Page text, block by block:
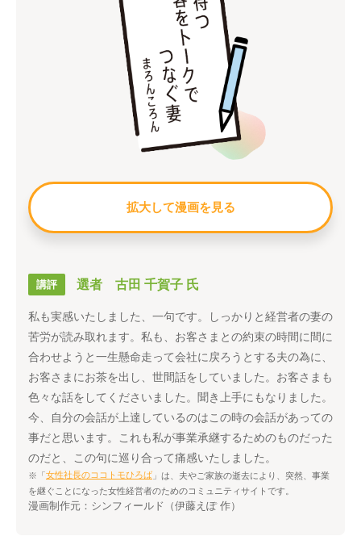
拡大して漫画を見る
講評 選者 古田 千賀子 氏
私も実感いたしました、一句です。しっかりと経営者の妻の
苦労が読み取れます。私も、お客さまとの約束の時間に間に
合わせようと一生懸命走って会社に戻ろうとする夫の為に、
お客さまにお茶を出し、世間話をしていました。お客さまも
色々な話をしてくださいました。聞き上手にもなりました。
今、自分の会話が上達しているのはこの時の会話があっての
事だと思います。これも私が事業承継するためのものだった
のだと、この句に巡り合って痛感いたしました。
※「女性社長のココトモひろば 」は、夫やご家族の逝去により、突然、事業
を継ぐことになった女性経営者のためのコミュニティサイトです。
漫画制作元：シンフィールド（伊藤えぽ 作）